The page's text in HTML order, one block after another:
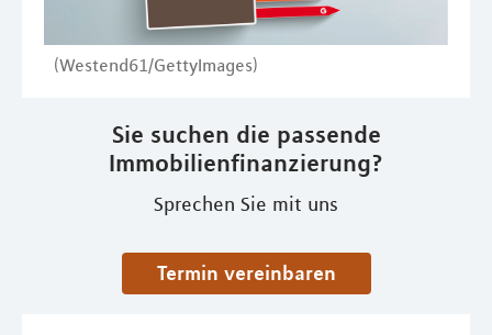
(Westend61/GettyImages)
Sie suchen die passende
Immobilienfinanzierung?
Sprechen Sie mit uns
Termin vereinbaren